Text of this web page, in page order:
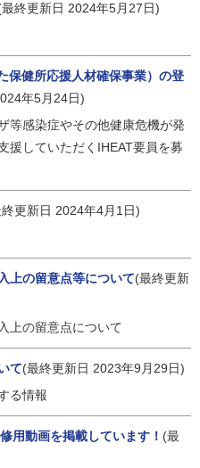
最終更新日 2024年5月27日)
保健所応援人材確保事業）の登
年5月24日)
等感染症やその他健康危機が発
援していただくIHEAT要員を募
終更新日 2024年4月1日)
上の留意点等について(最終更新
上の留意点について
て(最終更新日 2023年9月29日)
る情報
用動画を掲載しています！ (最